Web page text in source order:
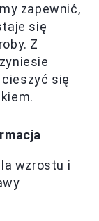
zapewnić,
się
Z
się
wzrostu i